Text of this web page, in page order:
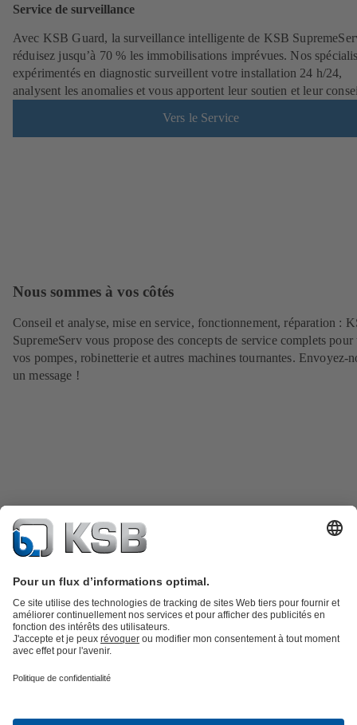
Service de surveillance
Avec KSB Guard, la surveillance intelligente de KSB
réduisez jusqu’à 70 % les immobilisations imprévues. Nos
expérimentés en diagnostic surveillent votre installation 24 h/24,
analysent les anomalies et vous apportent leur soutien et leur
Vers le Service
Nous sommes à vos côtés
Conseil et analyse, mise en service, fonctionnement, réparation :
SupremeServ vous propose des concepts de service complets pour
vos pompes, robinetterie et autres machines tournantes. Envoyez-
un message !